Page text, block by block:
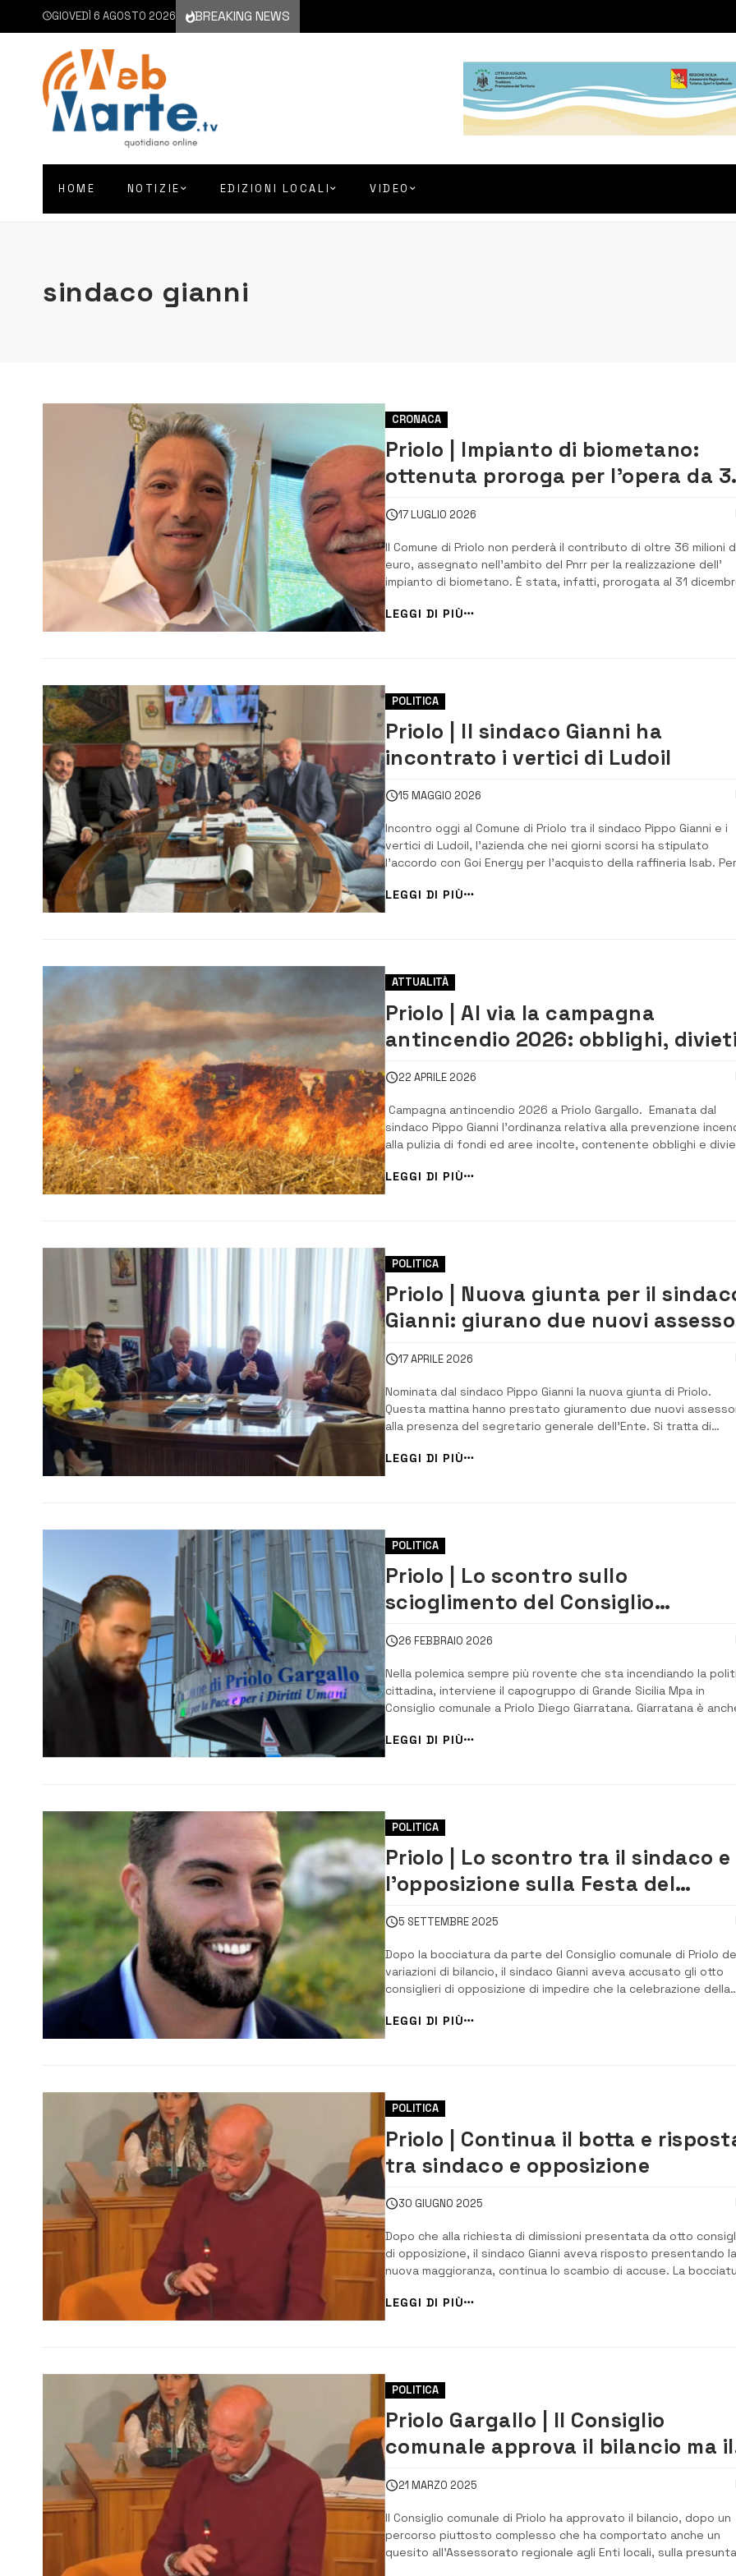
GIOVEDÌ 6 AGOSTO 2026 BREAKING NEWS
HOME NOTIZIE EDIZIONI LOCALI VIDEO
sindaco gianni
CRONACA
Priolo | Impianto di biometano:
ottenuta proroga per l’opera da
milioni di euro con il Pnrr
17 LUGLIO 2026
Il Comune di Priolo non perderà il contributo di oltre 36 milioni
euro, assegnato nell’ambito del Pnrr per la realizzazione dell’
impianto di biometano. È stata, infatti, prorogata al 31
2027 la scadenza fissata per il completamento delle
questo l’esito della trasferta di ieri, a Roma, del sindaco Pippo
Gianni ch...
LEGGI DI PIÙ
POLITICA
Priolo | Il sindaco Gianni ha
incontrato i vertici di Ludoil
15 MAGGIO 2026
Incontro oggi al Comune di Priolo tra il sindaco Pippo Gianni e i
vertici di Ludoil, l’azienda che nei giorni scorsi ha stipulato
l’accordo con Goi Energy per l’acquisto della raffineria Isab. Per
il direttore generale Mauro De Franchis. In un comunicato il
ha defi...
LEGGI DI PIÙ
ATTUALITÀ
Priolo | Al via la campagna
antincendio 2026: obblighi,
controlli e sanzioni
22 APRILE 2026
Campagna antincendio 2026 a Priolo Gargallo. Emanata dal
sindaco Pippo Gianni l’ordinanza relativa alla prevenzione
alla pulizia di fondi ed aree incolte, contenente obblighi e
sul territorio comunale di Priolo. La scadenza degli interventi di
pulizia è fissata al 14 maggio 2026. Entro tale data i
LEGGI DI PIÙ
POLITICA
Priolo | Nuova giunta per il
Gianni: giurano due nuovi
Ridistribuite le deleghe
17 APRILE 2026
Nominata dal sindaco Pippo Gianni la nuova giunta di Priolo.
Questa mattina hanno prestato giuramento due nuovi
alla presenza del segretario generale dell’Ente. Si tratta di
capogruppo di SiAmo Priolo, che diventa cosi il quinto
della Giunta G...
LEGGI DI PIÙ
POLITICA
Priolo | Lo scontro sullo
scioglimento del Consiglio
comunale. Giarratana: Gianni
governare da solo
26 FEBBRAIO 2026
Nella polemica sempre più rovente che sta incendiando la
cittadina, interviene il capogruppo di Grande Sicilia Mpa in
Consiglio comunale a Priolo Diego Giarratana. Giarratana è
dal quale decadrà non appena, dopo il decreto di scioglimento
avrà perso il titolo di co...
LEGGI DI PIÙ
POLITICA
Priolo | Lo scontro tra il sindaco e
l’opposizione sulla Festa del
Patrono. La replica dei consiglieri
5 SETTEMBRE 2025
Dopo la bocciatura da parte del Consiglio comunale di Priolo
variazioni di bilancio, il sindaco Gianni aveva accusato gli otto
consiglieri di opposizione di impedire che la celebrazione della
Festa del Potrono, avvenisse “all’altezza della tradizione,
di onorare la nostra comunità e di rappresentarne al meglio lo
spirito”. (leggi ...
LEGGI DI PIÙ
POLITICA
Priolo | Continua il botta e
tra sindaco e opposizione
30 GIUGNO 2025
Dopo che alla richiesta di dimissioni presentata da otto
di opposizione, il sindaco Gianni aveva risposto presentando la
nuova maggioranza, continua lo scambio di accuse. La
provocato la reazione del sindaco che ha accusato i consiglieri
opposizione di b...
LEGGI DI PIÙ
POLITICA
Priolo Gargallo | Il Consiglio
comunale approva il bilancio ma il
sindaco chiede subito modifiche
21 MARZO 2025
Il Consiglio comunale di Priolo ha approvato il bilancio, dopo un
percorso piuttosto complesso che ha comportato anche un
quesito all’Assessorato regionale agli Enti locali, sulla presunta